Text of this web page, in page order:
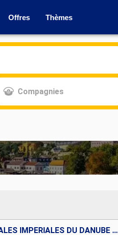
Offres Thèmes
Compagnies
CROISIÈRE CAPITALES IMPÉRIALES DU DANUBE DE BUDAPEST À MUNICH